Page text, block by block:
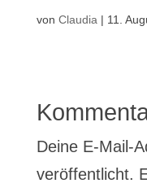
von Claudia | 11.
Deine E-Mail-
veröffentlicht.